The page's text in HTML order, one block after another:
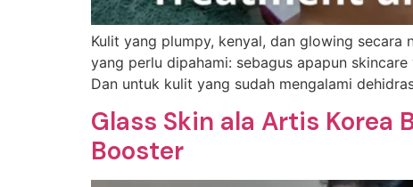
Kulit yang plumpy, kenyal, dan glowing
yang perlu dipahami: sebagus apapun
Dan untuk kulit yang sudah mengalami
Glass Skin ala Artis Korea
Booster